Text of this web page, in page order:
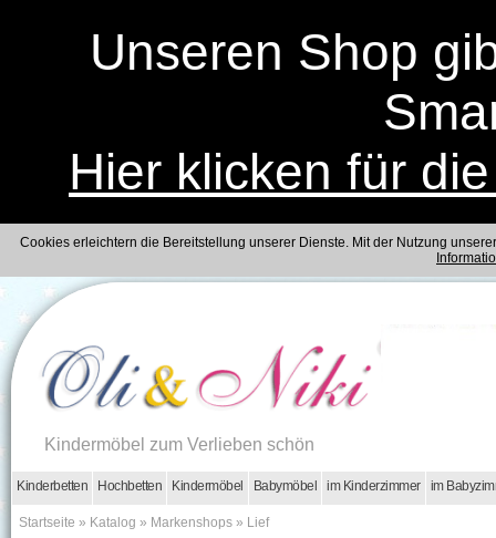
Unseren Shop
Hier klicken für
Cookies erleichtern die Bereitstellung unserer Dienste. Mit der Nutzung
Kindermöbel zum Verlieben schön
Kinderbetten Hochbetten Kindermöbel Babymöbel im Kinderzimmer im
Startseite » Katalog » Markenshops » Lief